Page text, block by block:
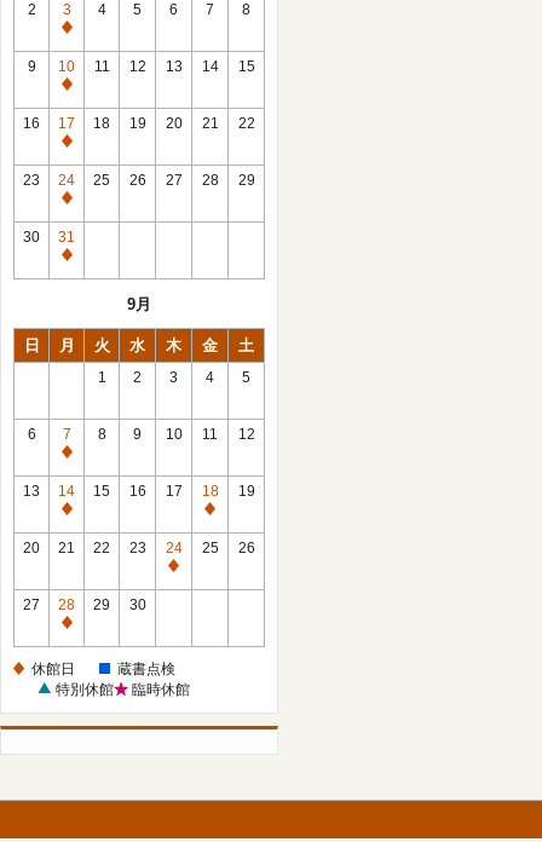
2
3
休
館
日
4 5 6 7 8
9
10
休
館
日
11 12 13 14 15
16
17
休
館
日
18 19 20 21 22
23
24
休
館
日
25 26 27 28 29
30
31
休
9月
日 月 火 水 木 金 土
1 2 3 4 5
6
7
休
館
日
8 9 10 11 12
13
14
休
館
15 16 17
18
休
館
19
20 21 22 23
24
休
25 26
27
28
休
日
29 30
休館日
蔵書点検
特別休館
臨時休館